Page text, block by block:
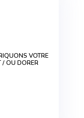
VOTRE
/ OU DORER